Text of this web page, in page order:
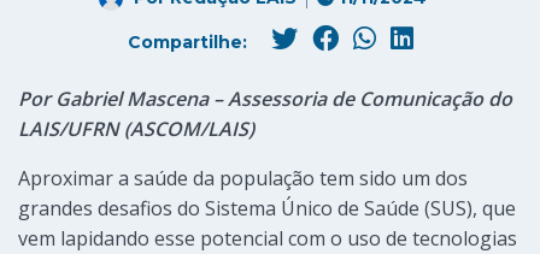
Compartilhe:
Por Gabriel Mascena – Assessoria de Comunicação do
LAIS/UFRN (ASCOM/LAIS)
Aproximar a saúde da população tem sido um dos
grandes desafios do Sistema Único de Saúde (SUS), que
vem lapidando esse potencial com o uso de tecnologias